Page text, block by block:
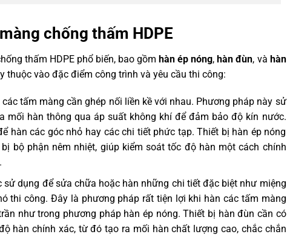
chống thấm HDPE
thấm HDPE phổ biến, bao gồmhàn ép nóng,hàn đùn, và hàn
thuộc vào đặc điểm công trình và yêu cầu thi công:
tấm màng cần ghép nối liền kề với nhau. Phương pháp này sử
mối hàn thông qua áp suất không khí để đảm bảo độ kín nước.
hàn các góc nhỏ hay các chi tiết phức tạp. Thiết bị hàn ép nóng
bộ phận nêm nhiệt, giúp kiểm soát tốc độ hàn một cách chính
sử dụng để sửa chữa hoặc hàn những chi tiết đặc biệt như miệng
thi công. Đây là phương pháp rất tiện lợi khi hàn các tấm màng
như trong phương pháp hàn ép nóng. Thiết bị hàn đùn cần có
hàn chính xác, từ đó tạo ra mối hàn chất lượng cao, chắc chắn